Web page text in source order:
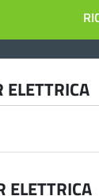
ELETTRICA
ELETTRICA